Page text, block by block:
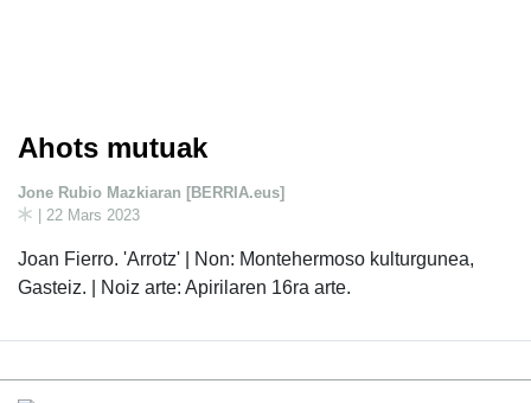
Ahots mutuak
Jone Rubio Mazkiaran [BERRIA.eus]
| 22 Mars 2023
Joan Fierro. 'Arrotz' | Non: Montehermoso kulturgunea,
Gasteiz. | Noiz arte: Apirilaren 16ra arte.